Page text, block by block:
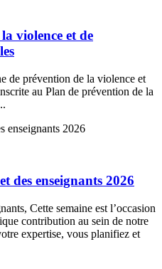
violence et de
de prévention de la violence et
au Plan de prévention de la
des enseignants 2026
Cette semaine est l’occasion
contribution au sein de notre
expertise, vous planifiez et